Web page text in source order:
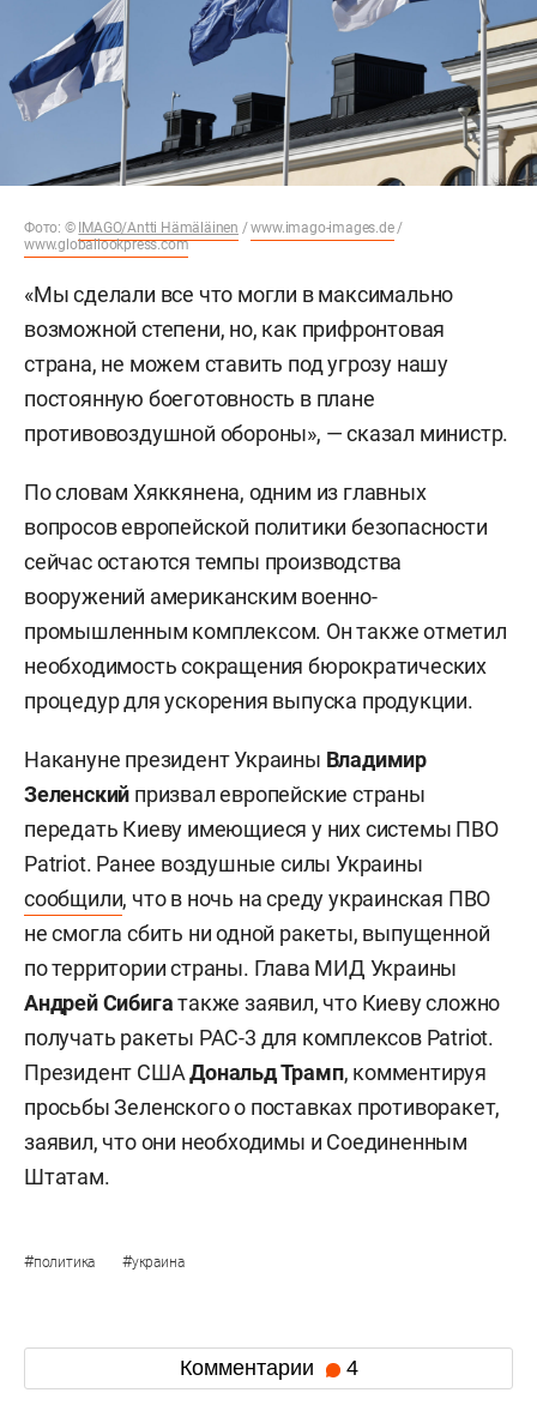
Фото: © IMAGO/Antti Hämäläinen /www.imago-images.de/
www.globallookpress.com
«Мы сделали все что могли в максимально
возможной степени, но, как прифронтовая
страна, не можем ставить под угрозу нашу
постоянную боеготовность в плане
противовоздушной обороны», — сказал министр.
По словам Хяккянена, одним из главных
вопросов европейской политики безопасности
сейчас остаются темпы производства
вооружений американским военно-
промышленным комплексом. Он также отметил
необходимость сокращения бюрократических
процедур для ускорения выпуска продукции.
Накануне президент Украины Владимир
Зеленский призвал европейские страны
передать Киеву имеющиеся у них системы ПВО
Patriot. Ранее воздушные силы Украины
сообщили, что в ночь на среду украинская ПВО
не смогла сбить ни одной ракеты, выпущенной
по территории страны. Глава МИД Украины
Андрей Сибигатакже заявил, что Киеву сложно
получать ракеты PAC-3 для комплексов Patriot.
Президент СШАДональд Трамп, комментируя
просьбы Зеленского о поставках противоракет,
заявил, что они необходимы и Соединенным
Штатам.
#политика #украина
Комментарии 4